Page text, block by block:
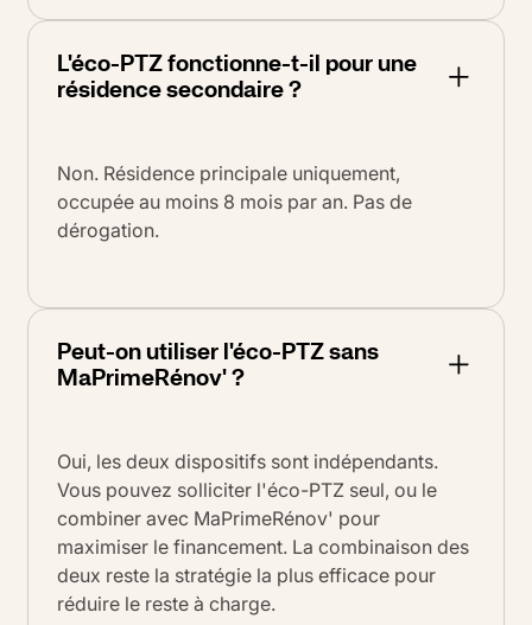
L'éco-PTZ fonctionne-t-il pour une
résidence secondaire ?
Non. Résidence principale uniquement,
occupée au moins 8 mois par an. Pas de
dérogation.
Peut-on utiliser l'éco-PTZ sans
MaPrimeRénov' ?
Oui, les deux dispositifs sont indépendants.
Vous pouvez solliciter l'éco-PTZ seul, ou le
combiner avec MaPrimeRénov' pour
maximiser le financement. La combinaison des
deux reste la stratégie la plus efficace pour
réduire le reste à charge.